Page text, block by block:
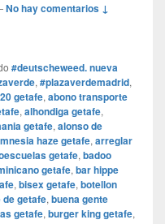
No hay comentarios ↓
#deutscheweed. nueva
, #plazaverdemadrid,
getafe, abono transporte
, alhondiga getafe,
getafe, alonso de
haze getafe, arreglar
getafe, badoo
getafe, bar hippe
, bisex getafe, botellon
de getafe, buena gente
getafe, burger king getafe,